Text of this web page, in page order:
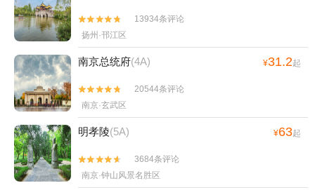


13934条评论
扬州·邗江区
南京总统府(4A) ¥31.2起


20544条评论
南京·玄武区
明孝陵(5A) ¥63起


3684条评论
南京·钟山风景名胜区